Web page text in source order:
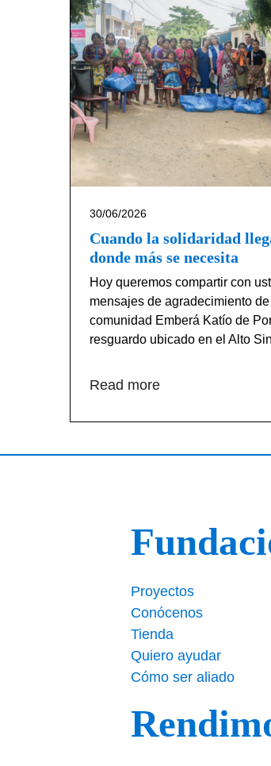
30/06/2026
Cuando la solidaridad
donde más se necesita
Hoy queremos compartir con
mensajes de agradecimiento
comunidad Emberá Katío de
resguardo ubicado en el Alto
Read more
Proyectos
Conócenos
Tienda
Quiero ayudar
Cómo ser aliado